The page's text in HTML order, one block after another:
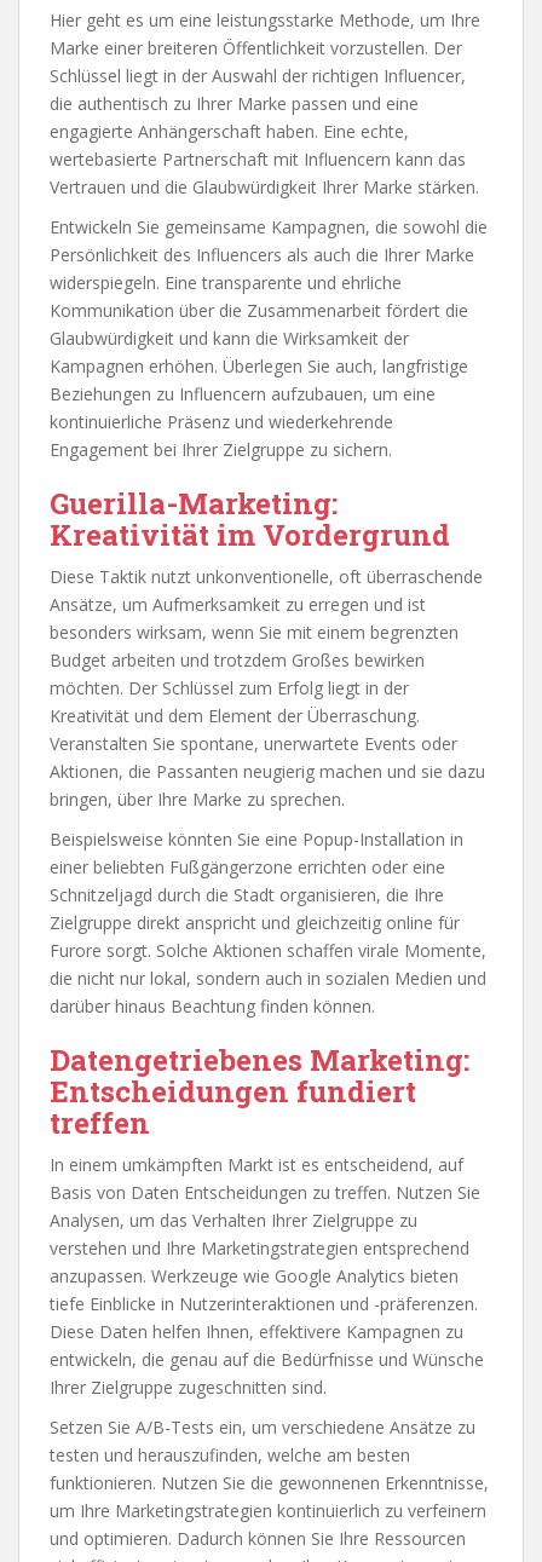
Hier geht es um eine leistungsstarke Methode, um Ihre
Marke einer breiteren Öffentlichkeit vorzustellen. Der
Schlüssel liegt in der Auswahl der richtigen Influencer,
die authentisch zu Ihrer Marke passen und eine
engagierte Anhängerschaft haben. Eine echte,
wertebasierte Partnerschaft mit Influencern kann das
Vertrauen und die Glaubwürdigkeit Ihrer Marke stärken.
Entwickeln Sie gemeinsame Kampagnen, die sowohl die
Persönlichkeit des Influencers als auch die Ihrer Marke
widerspiegeln. Eine transparente und ehrliche
Kommunikation über die Zusammenarbeit fördert die
Glaubwürdigkeit und kann die Wirksamkeit der
Kampagnen erhöhen. Überlegen Sie auch, langfristige
Beziehungen zu Influencern aufzubauen, um eine
kontinuierliche Präsenz und wiederkehrende
Engagement bei Ihrer Zielgruppe zu sichern.
Guerilla-Marketing:
Kreativität im Vordergrund
Diese Taktik nutzt unkonventionelle, oft überraschende
Ansätze, um Aufmerksamkeit zu erregen und ist
besonders wirksam, wenn Sie mit einem begrenzten
Budget arbeiten und trotzdem Großes bewirken
möchten. Der Schlüssel zum Erfolg liegt in der
Kreativität und dem Element der Überraschung.
Veranstalten Sie spontane, unerwartete Events oder
Aktionen, die Passanten neugierig machen und sie dazu
bringen, über Ihre Marke zu sprechen.
Beispielsweise könnten Sie eine Popup-Installation in
einer beliebten Fußgängerzone errichten oder eine
Schnitzeljagd durch die Stadt organisieren, die Ihre
Zielgruppe direkt anspricht und gleichzeitig online für
Furore sorgt. Solche Aktionen schaffen virale Momente,
die nicht nur lokal, sondern auch in sozialen Medien und
darüber hinaus Beachtung finden können.
Datengetriebenes Marketing:
Entscheidungen fundiert
treffen
In einem umkämpften Markt ist es entscheidend, auf
Basis von Daten Entscheidungen zu treffen. Nutzen Sie
Analysen, um das Verhalten Ihrer Zielgruppe zu
verstehen und Ihre Marketingstrategien entsprechend
anzupassen. Werkzeuge wie Google Analytics bieten
tiefe Einblicke in Nutzerinteraktionen und -präferenzen.
Diese Daten helfen Ihnen, effektivere Kampagnen zu
entwickeln, die genau auf die Bedürfnisse und Wünsche
Ihrer Zielgruppe zugeschnitten sind.
Setzen Sie A/B-Tests ein, um verschiedene Ansätze zu
testen und herauszufinden, welche am besten
funktionieren. Nutzen Sie die gewonnenen Erkenntnisse,
um Ihre Marketingstrategien kontinuierlich zu verfeinern
und optimieren. Dadurch können Sie Ihre Ressourcen